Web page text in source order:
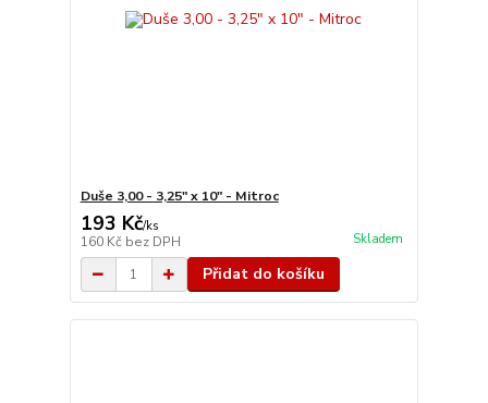
Duše 3,00 - 3,25" x 10" - Mitroc
193 Kč/ks
160 Kč bez DPH Skladem
Přidat do košíku